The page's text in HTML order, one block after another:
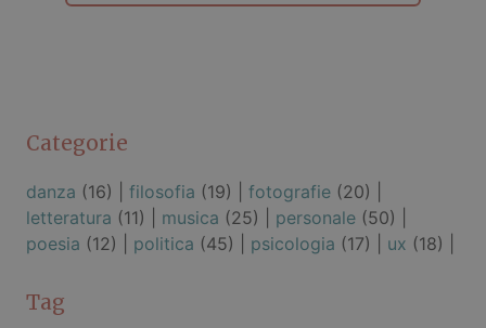
Categorie
danza (16) | filosofia (19) | fotografie (20) |
letteratura (11) | musica (25) | personale (50) |
poesia (12) | politica (45) | psicologia (17) | ux (18) |
Tag